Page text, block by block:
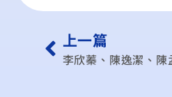
上一篇